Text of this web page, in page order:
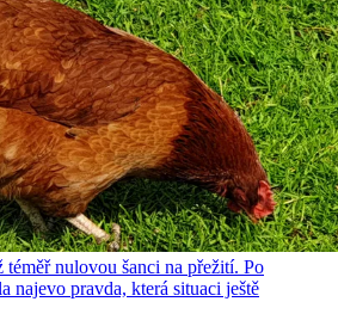
téměř nulovou šanci na přežití. Po
najevo pravda, která situaci ještě